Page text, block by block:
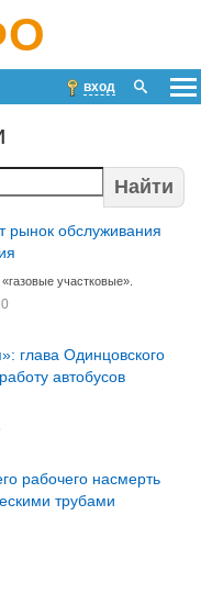
вход
Найти
рынок обслуживания
участковые».
глава Одинцовского
автобусов
рабочего насмерть
трубами